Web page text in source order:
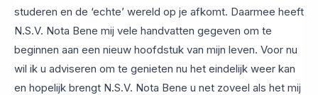
studeren en de ‘echte’ wereld op je afkomt. Daarmee heeft
N.S.V. Nota Bene mij vele handvatten gegeven om te
beginnen aan een nieuw hoofdstuk van mijn leven. Voor nu
wil ik u adviseren om te genieten nu het eindelijk weer kan
en hopelijk brengt N.S.V. Nota Bene u net zoveel als het mij